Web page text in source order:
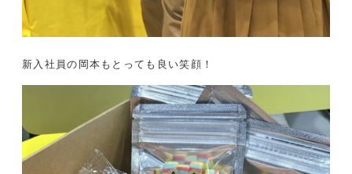
新入社員の岡本もとっても良い笑顔！